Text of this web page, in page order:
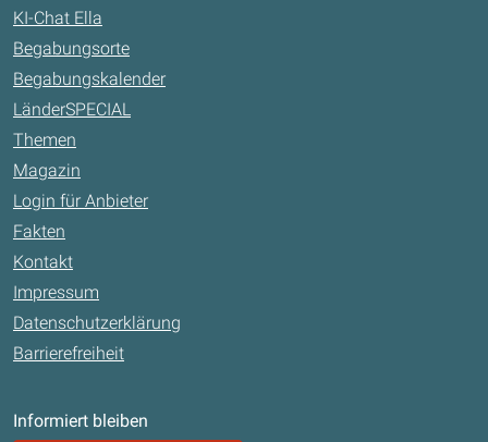
KI-Chat Ella
Begabungsorte
Begabungskalender
LänderSPECIAL
Themen
Magazin
Login für Anbieter
Fakten
Kontakt
Impressum
Datenschutzerklärung
Barrierefreiheit
Informiert bleiben